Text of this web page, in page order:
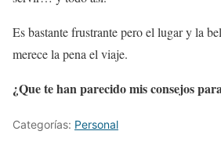
Es bastante frustrante pero el lugar y la
merece la pena el viaje.
¿Que te han parecido mis consejos
Categorías: Personal